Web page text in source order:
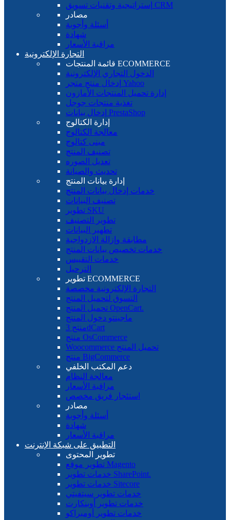
إستراتيجية وتقنيات تسويق CRM
مصادر
أسئلة وأجوبة
شهادة
مراقبة الأسعار
التجارة الإلكترونية
قائمة المنتجات ECOMMERCE
الدخول التجاري الإلكترونية
إدخال منتج متجر Yahoo
إدارة تحميل المنتجات الأمازون
تغذية منتجات جوجل
إدخال بيانات PrestaShop
إدارة الكتالوج
معالجة الكتالوج
مبنى كتالوج
تصنيف المنتج
تعديل الصوره
تحديث والصيانة
إدارة بيانات المنتج
خدمات إدخال بيانات المنتج
تصنيف البيانات
تطوير SKU
تطوير التصنيف
تطهير البيانات
مطابقة وإزالة الازدواجية
خدمات تخصيص بيانات المنتج
خدمات التقييس
الترحيل
تطوير ECOMMERCE
التجارة الإلكترونية مخصصة
التسوق لتحميل المنتج
تحميل المنتج OpenCart.
ماجينتو دخول المنتج
منتج 3dCart
منتج OsCommerce
Woocommerce تحميل المنتج
منتج BigCommerce
دعم المكتب الخلفي
معالجة النظام
مراقبة الأسعار
استئجار فريق مخصص
مصادر
أسئلة وأجوبة
شهادة
مراقبة الأسعار
التطبيق على شبكة الإنترنت
تطوير المحتوى
تطوير موقع Magento
خدمات تطوير SharePoint.
خدمات تطوير Sitecore
خدمات تطوير سيتفيتي
خدمات تطوير أوبنكارت
خدمات تطوير أومبراكو